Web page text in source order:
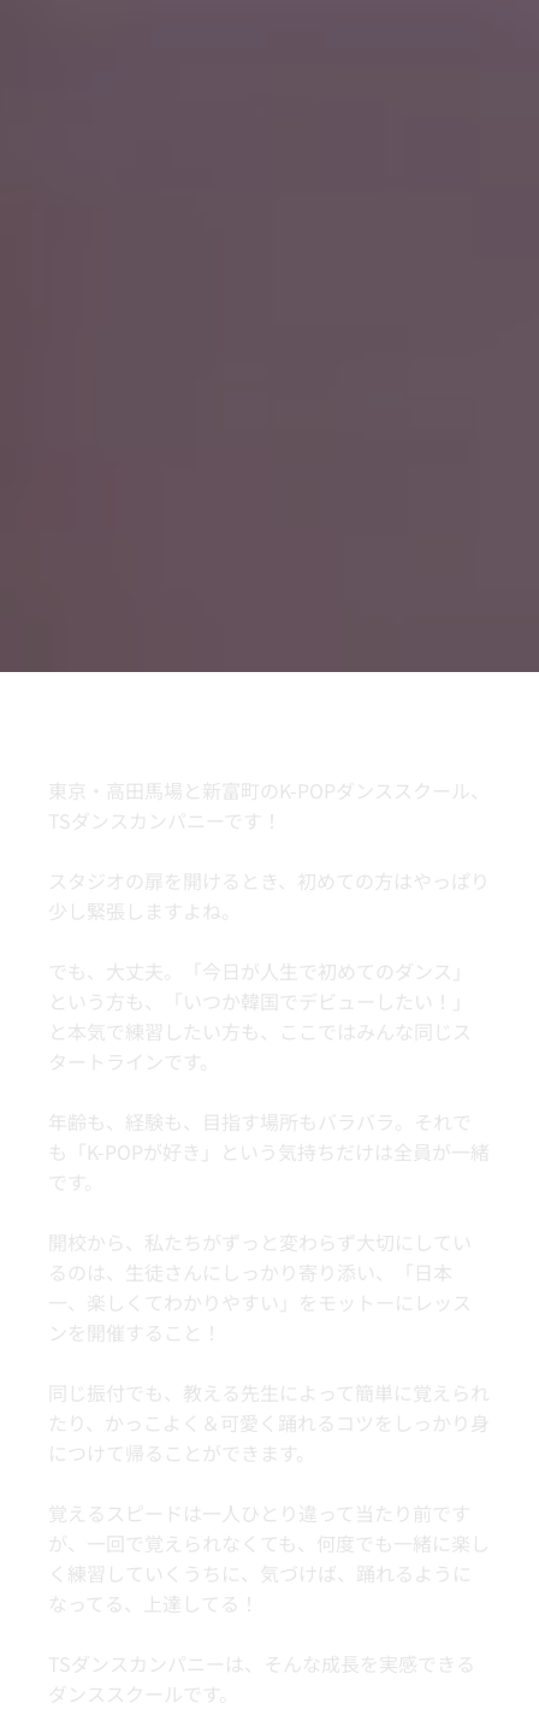
東京・高田馬場と新富町のK-POPダンススクール、
TSダンスカンパニーです！
スタジオの扉を開けるとき、初めての方はやっぱり
少し緊張しますよね。
でも、大丈夫。「今日が人生で初めてのダンス」
という方も、「いつか韓国でデビューしたい！」
と本気で練習したい方も、ここではみんな同じス
タートラインです。
年齢も、経験も、目指す場所もバラバラ。それで
も「K-POPが好き」という気持ちだけは全員が一緒
です。
開校から、私たちがずっと変わらず大切にしてい
るのは、生徒さんにしっかり寄り添い、「日本
一、楽しくてわかりやすい」をモットーにレッス
ンを開催すること！
同じ振付でも、教える先生によって簡単に覚えられ
たり、かっこよく＆可愛く踊れるコツをしっかり身
につけて帰ることができます。
覚えるスピードは一人ひとり違って当たり前です
が、一回で覚えられなくても、何度でも一緒に楽し
く練習していくうちに、気づけば、踊れるように
なってる、上達してる！
TSダンスカンパニーは、そんな成長を実感できる
ダンススクールです。